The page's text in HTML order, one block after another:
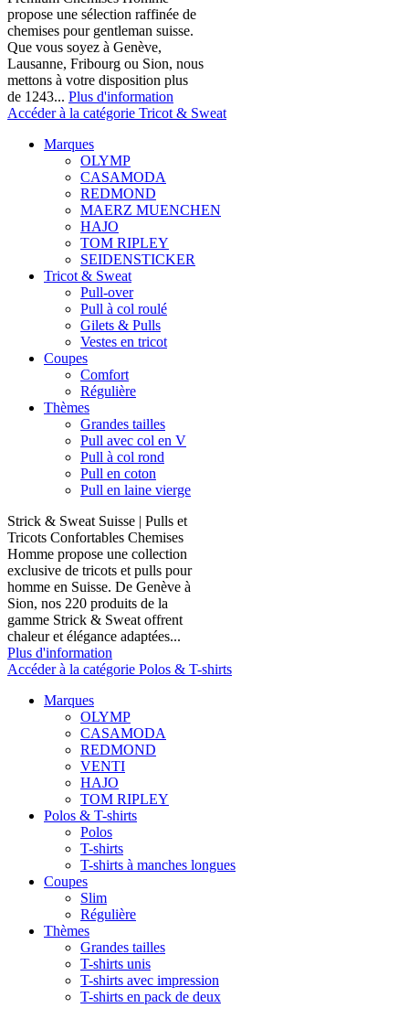
propose une sélection raffinée de
chemises pour gentleman suisse.
Que vous soyez à Genève,
Lausanne, Fribourg ou Sion, nous
mettons à votre disposition plus
de 1243... Plus d'information
Accéder à la catégorie Tricot & Sweat
Marques
OLYMP
CASAMODA
REDMOND
MAERZ MUENCHEN
HAJO
TOM RIPLEY
SEIDENSTICKER
Tricot & Sweat
Pull-over
Pull à col roulé
Gilets & Pulls
Vestes en tricot
Coupes
Comfort
Régulière
Thèmes
Grandes tailles
Pull avec col en V
Pull à col rond
Pull en coton
Pull en laine vierge
Strick & Sweat Suisse | Pulls et
Tricots Confortables Chemises
Homme propose une collection
exclusive de tricots et pulls pour
homme en Suisse. De Genève à
Sion, nos 220 produits de la
gamme Strick & Sweat offrent
chaleur et élégance adaptées...
Plus d'information
Accéder à la catégorie Polos & T-shirts
Marques
OLYMP
CASAMODA
REDMOND
VENTI
HAJO
TOM RIPLEY
Polos & T-shirts
Polos
T-shirts
T-shirts à manches longues
Coupes
Slim
Régulière
Thèmes
Grandes tailles
T-shirts unis
T-shirts avec impression
T-shirts en pack de deux